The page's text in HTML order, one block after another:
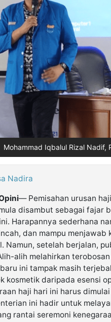
Mohammad Iqbalul Rizal Nadif,
Nadira
— Pemisahan urusan
disambut sebagai fajar
Harapannya sederhana
dan mampu
Namun, setelah berjalan,
alih melahirkan
ini tampak masih
kosmetik daripada esensi
haji hari ini harus
ini hadir untuk
rantai seremoni